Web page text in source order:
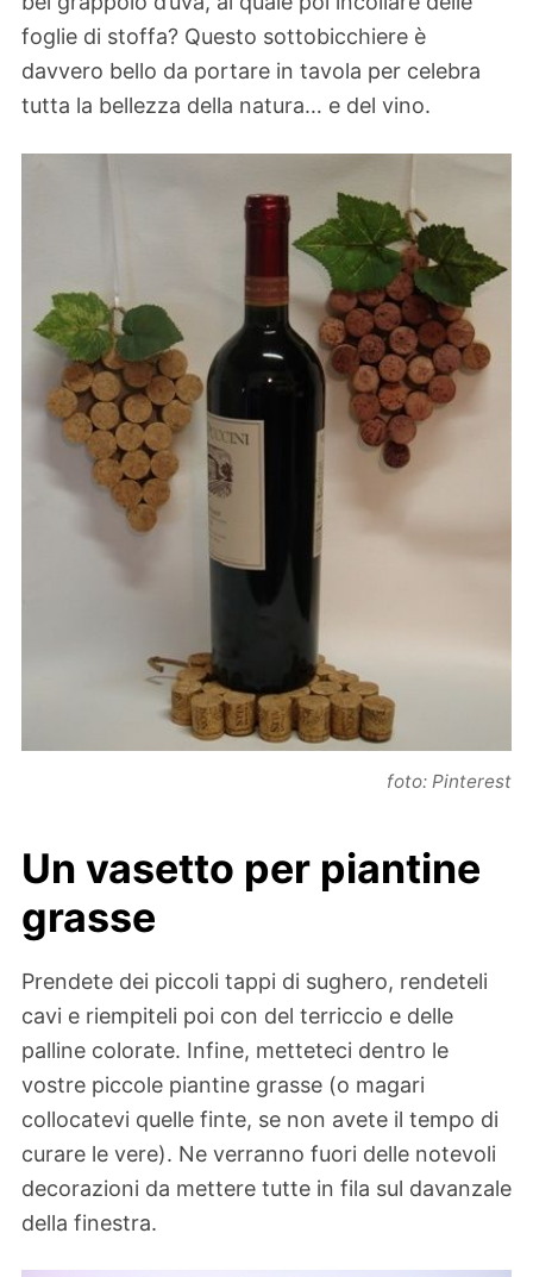
foglie di stoffa? Questo sottobicchiere è
davvero bello da portare in tavola per celebra
tutta la bellezza della natura… e del vino.
foto: Pinterest
Un vasetto per piantine
grasse
Prendete dei piccoli tappi di sughero, rendeteli
cavi e riempiteli poi con del terriccio e delle
palline colorate. Infine, metteteci dentro le
vostre piccole piantine grasse (o magari
collocatevi quelle finte, se non avete il tempo di
curare le vere). Ne verranno fuori delle notevoli
decorazioni da mettere tutte in fila sul davanzale
della finestra.